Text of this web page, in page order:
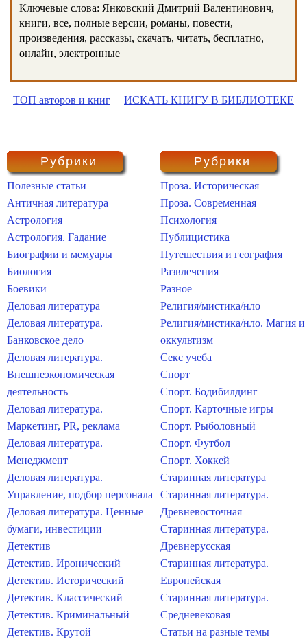
Ключевые слова: Янковский Дмитрий Валентинович,
книги, все, полные версии, романы, повести,
произведения, рассказы, скачать, читать, бесплатно,
онлайн, электронные
ТОП авторов и книг ИСКАТЬ КНИГУ В БИБЛИОТЕКЕ
Рубрики
Полезные статьи
Античная литература
Астрология
Астрология. Гадание
Биографии и мемуары
Биология
Боевики
Деловая литература
Деловая литература.
Банковское дело
Деловая литература.
Внешнеэкономическая
деятельность
Деловая литература.
Маркетинг, PR, реклама
Деловая литература.
Менеджмент
Деловая литература.
Управление, подбор персонала
Деловая литература. Ценные
бумаги, инвестиции
Детектив
Детектив. Иронический
Детектив. Исторический
Детектив. Классический
Детектив. Криминальный
Детектив. Крутой
Рубрики
Проза. Историческая
Проза. Современная
Психология
Публицистика
Путешествия и география
Развлечения
Разное
Религия/мистика/нло
Религия/мистика/нло. Магия и
оккультизм
Секс учеба
Спорт
Спорт. Бодибилдинг
Спорт. Карточные игры
Спорт. Рыболовный
Спорт. Футбол
Спорт. Хоккей
Старинная литература
Старинная литература.
Древневосточная
Старинная литература.
Древнерусская
Старинная литература.
Европейская
Старинная литература.
Средневековая
Статьи на разные темы